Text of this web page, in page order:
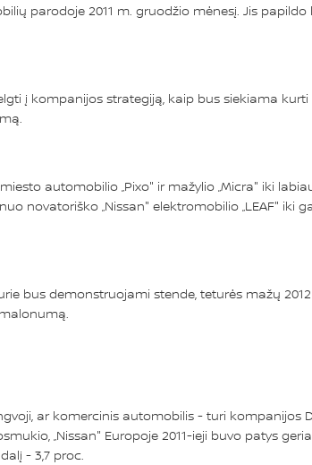
parodoje 2011 m. gruodžio mėnesį. Jis papildo
į kompanijos strategiją, kaip bus siekiama kurti
automobilio „Pixo" ir mažylio „Micra" iki
novatoriško „Nissan" elektromobilio „LEAF" iki
bus demonstruojami stende, teturės mažų
ar komercinis automobilis - turi kompanijos
„Nissan" Europoje 2011-ieji buvo patys
- 3,7 proc.